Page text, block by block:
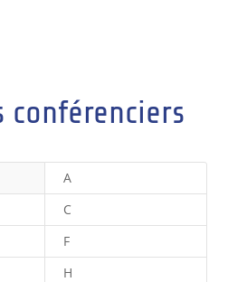
conférenciers
A
C
F
H